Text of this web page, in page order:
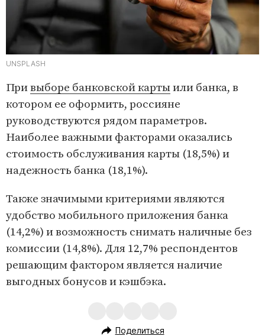
UNSPLASH
Привыборе банковской картыили банка, в
котором ее оформить, россияне
руководствуются рядом параметров.
Наиболее важными факторами оказались
стоимость обслуживания карты (18,5%) и
надежность банка (18,1%).
Также значимыми критериями являются
удобство мобильного приложения банка
(14,2%) и возможность снимать наличные без
комиссии (14,8%). Для 12,7% респондентов
решающим фактором является наличие
выгодных бонусов и кэшбэка.
Поделиться